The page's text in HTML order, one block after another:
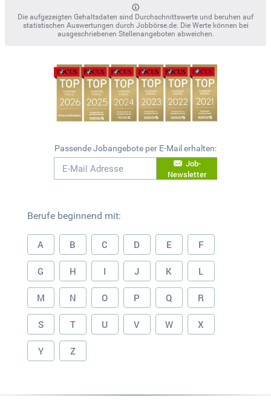
Die aufgezeigten Gehaltsdaten sind Durchschnittswerte und beruhen auf
statistischen Auswertungen durch Jobbörse.de. Die Werte können bei
ausgeschriebenen Stellenangeboten abweichen.
Passende Jobangebote per E-Mail erhalten:
Job-
Newsletter
Berufe beginnend mit:
A B C D E F
G H I J K L
M N O P Q R
S T U V W X
Y Z